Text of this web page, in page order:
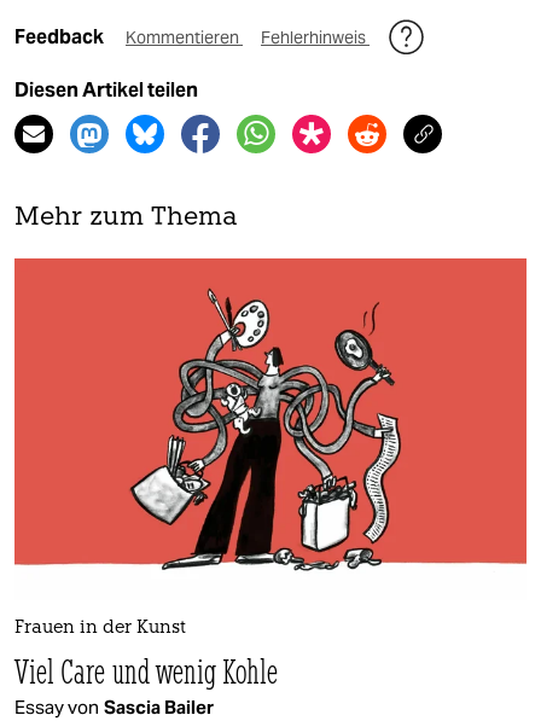
Feedback Kommentieren Fehlerhinweis
Diesen Artikel teilen
Mehr zum Thema
Frauen in der Kunst
Viel Care und wenig Kohle
Essay von Sascia Bailer